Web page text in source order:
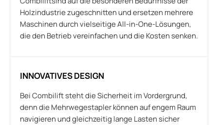
Holzindustrie zugeschnitten und ersetzen mehrere
Maschinen durch vielseitige All-in-One-Lösungen,
die den Betrieb vereinfachen und die Kosten senken.
INNOVATIVES DESIGN
Bei Combilift steht die Sicherheit im Vordergrund,
denn die Mehrwegestapler können auf engem Raum
navigieren und gleichzeitig lange Lasten sicher